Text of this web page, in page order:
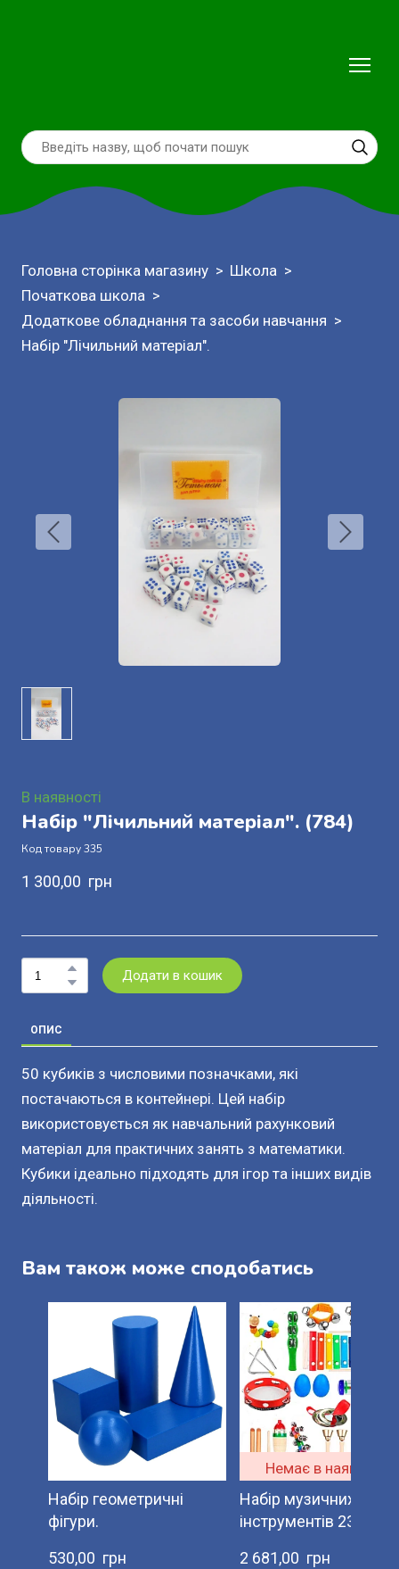
Головна сторінка магазину
Школа
Початкова школа
Додаткове обладнання та засоби навчання
Набір "Лічильний матеріал".
В наявності
Набір "Лічильний матеріал". (784)
Код товару 335
1 300,00  грн
Додати в кошик
ОПИС
50 кубиків з числовими позначками, які
постачаються в контейнері. Цей набір
використовується як навчальний рахунковий
матеріал для практичних занять з математики.
Кубики ідеально підходять для ігор та інших видів
діяльності.
Вам також може сподобатись
Набір геометричні
фігури.
530,00  грн
Немає в наявності
Набір музичних
інструментів 23 шт
2 681,00  грн